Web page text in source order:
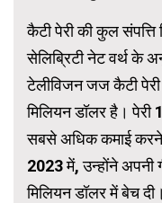
कैटी पेरी की कुल संपत्ति
सेलिब्रिटी नेट वर्थ के
टेलीविजन जज कैटी
मिलियन डॉलर है। पेरी
सबसे अधिक कमाई करने
2023 में, उन्होंने अपनी
मिलियन डॉलर में बेच दी।